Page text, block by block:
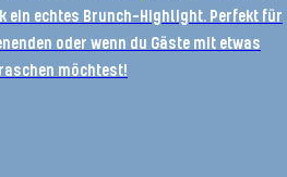
ein echtes Brunch-Highlight. Perfekt für
oder wenn du Gäste mit etwas
möchtest!